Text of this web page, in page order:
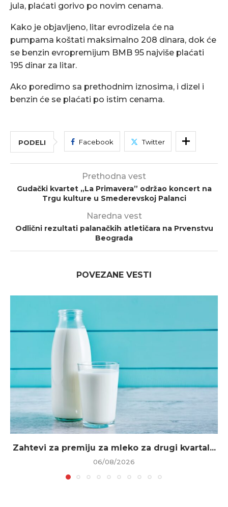
jula, plaćati gorivo po novim cenama.
Kako je objavljeno, litar evrodizela će na
pumpama koštati maksimalno 208 dinara, dok će
se benzin evropremijum BMB 95 najviše plaćati
195 dinar za litar.
Ako poredimo sa prethodnim iznosima, i dizel i
benzin će se plaćati po istim cenama.
PODELI Facebook Twitter
Prethodna vest
Gudački kvartet „La Primavera” održao koncert na
Trgu kulture u Smederevskoj Palanci
Naredna vest
Odlični rezultati palanačkih atletičara na Prvenstvu
Beograda
POVEZANE VESTI
Zahtevi za premiju za mleko za drugi kvartal...
06/08/2026